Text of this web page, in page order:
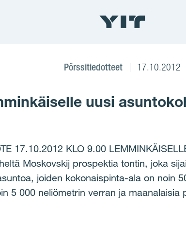
Pörssitiedotteet 17.10.2012
uusi
17.10.2012 KLO 9.00
Moskovskij prospektia tontin, joka
joiden kokonaispinta-ala on noin
5 000 neliömetrin verran ja